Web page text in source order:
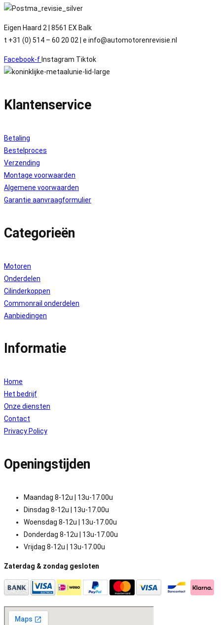
Eigen Haard 2 | 8561 EX Balk
t +31 (0) 514 – 60 20 02 | e info@automotorenrevisie.nl
Facebook-f Instagram Tiktok
Klantenservice
Betaling
Bestelproces
Verzending
Montage voorwaarden
Algemene voorwaarden
Garantie aanvraagformulier
Categorieën
Motoren
Onderdelen
Cilinderkoppen
Commonrail onderdelen
Aanbiedingen
Informatie
Home
Het bedrijf
Onze diensten
Contact
Privacy Policy
Openingstijden
Maandag 8-12u | 13u-17.00u
Dinsdag 8-12u | 13u-17.00u
Woensdag 8-12u | 13u-17.00u
Donderdag 8-12u | 13u-17.00u
Vrijdag 8-12u | 13u-17.00u
Zaterdag & zondag gesloten